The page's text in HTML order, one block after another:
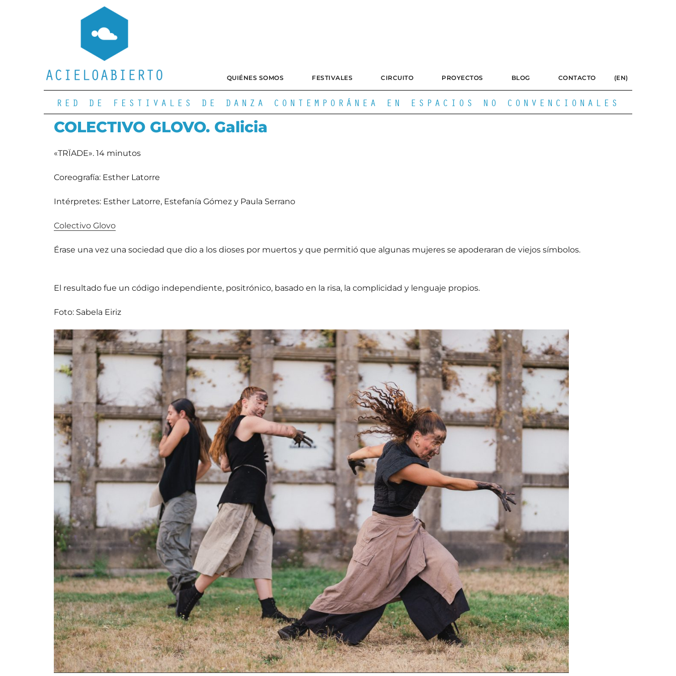
QUIÉNES SOMOS FESTIVALES CIRCUITO PROYECTOS BLOG CONTACTO (EN)
RED DE FESTIVALES DE DANZA CONTEMPORÁNEA EN ESPACIOS NO CONVENCIONALES
COLECTIVO GLOVO. Galicia
«TRÏADE». 14 minutos
Coreografía: Esther Latorre
Intérpretes: Esther Latorre, Estefanía Gómez y Paula Serrano
Colectivo Glovo
Érase una vez una sociedad que dio a los dioses por muertos y que permitió que algunas mujeres se apoderaran de viejos símbolos.
El resultado fue un código independiente, positrónico, basado en la risa, la complicidad y lenguaje propios.
Foto: Sabela Eiriz